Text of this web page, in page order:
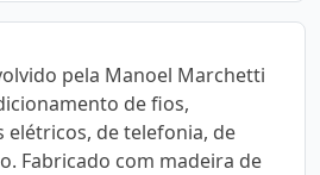
pela Manoel Marchetti
de fios,
elétricos, de telefonia, de
Fabricado com madeira de